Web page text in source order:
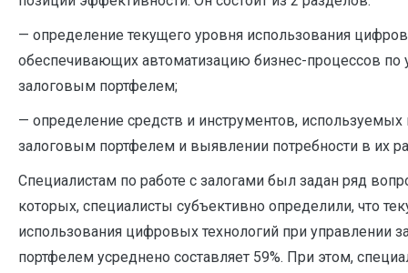
— определение текущего уровня использования
обеспечивающих автоматизацию бизнес-процессов по
залоговым портфелем;
— определение средств и инструментов, используемых
залоговым портфелем и выявлении потребности в их
Специалистам по работе с залогами был задан ряд
которых, специалисты субъективно определили, что
использования цифровых технологий при управлении
портфелем усреднено составляет 59%. При этом,